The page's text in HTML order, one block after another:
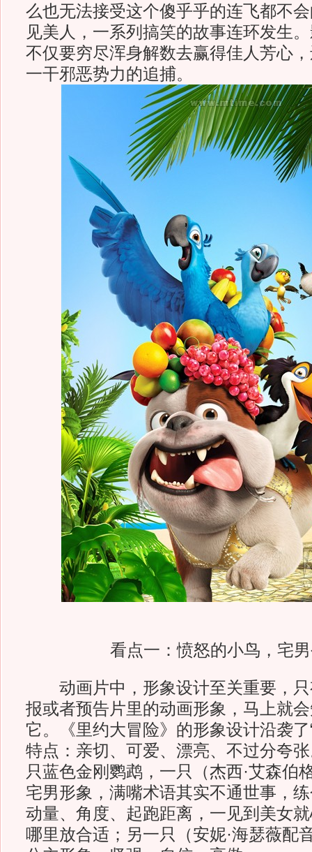
么也无法接受这个傻乎乎的连飞都不
见美人，一系列搞笑的故事连环发生
不仅要穷尽浑身解数去赢得佳人芳心
一干邪恶势力的追捕。
看点一：愤怒的小鸟，宅
动画片中，形象设计至关重要，只
报或者预告片里的动画形象，马上就
它。《里约大冒险》的形象设计沿袭了
特点：亲切、可爱、漂亮、不过分夸
只蓝色金刚鹦鹉，一只（杰西·艾森伯
宅男形象，满嘴术语其实不通世事，
动量、角度、起跑距离，一见到美女
哪里放合适；另一只（安妮·海瑟薇配